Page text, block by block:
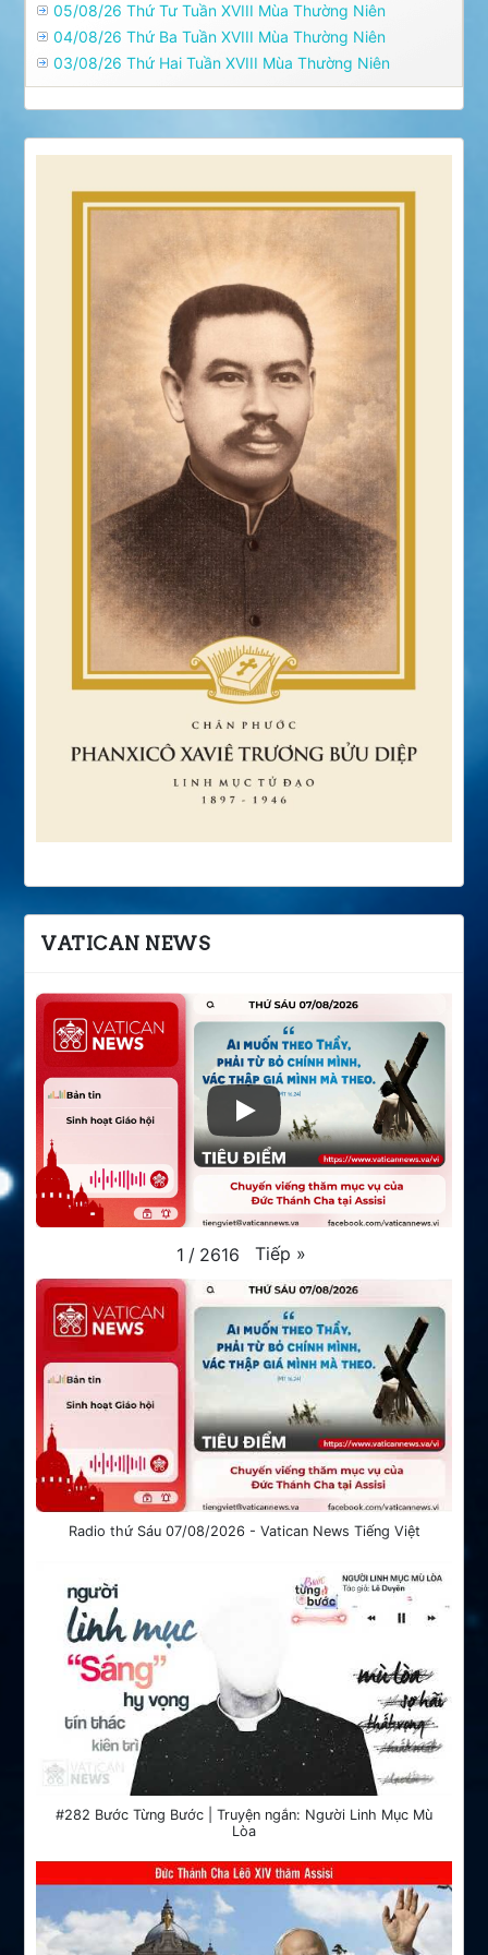
05/08/26 Thứ Tư Tuần XVIII Mùa Thường Niên
04/08/26 Thứ Ba Tuần XVIII Mùa Thường Niên
03/08/26 Thứ Hai Tuần XVIII Mùa Thường Niên
VATICAN NEWS
1 / 2616 Tiếp »
Radio thứ Sáu 07/08/2026 - Vatican News Tiếng Việt
#282 Bước Từng Bước | Truyện ngắn: Người Linh Mục Mù
Lòa